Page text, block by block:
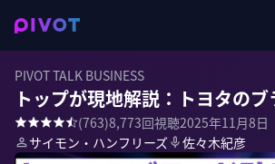
PIVOT TALK BUSINESS
トップが現地解説：トヨタの
(763)8,773回視聴2025年11月8日
サイモン・ハンフリーズ
佐々木紀彦